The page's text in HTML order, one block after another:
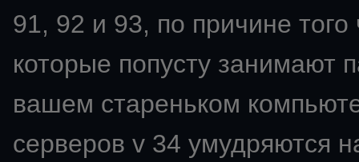
91, 92 и 93, по причине
которые попусту занимают
вашем стареньком
серверов v 34 умудряются